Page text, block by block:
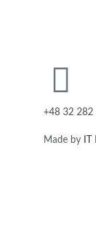
+48 32 282
Made by